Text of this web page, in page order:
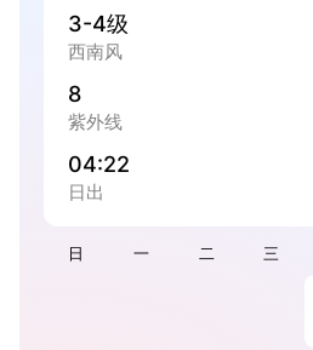
日 一 二 三
3-4级
西南风
8
紫外线
04:22
日出